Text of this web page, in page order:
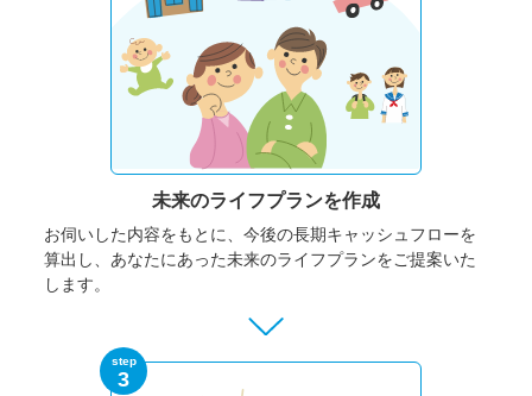
未来のライフプランを作成
お伺いした内容をもとに、今後の長期キャッシュフローを
算出し、あなたにあった未来のライフプランをご提案いた
します。
step
3